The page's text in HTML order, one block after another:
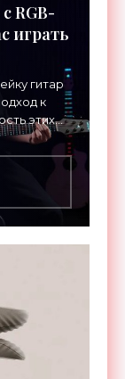
RGB-
играть
гитар
к
этих